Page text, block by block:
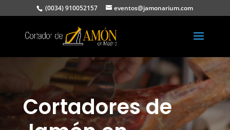
(0034) 910052157 eventos@jamonarium.com
Cortadores de